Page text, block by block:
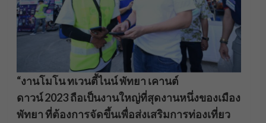
“งานโมโน ทเวนตี้ไนน์ พัทยา เคานต์
ดาวน์ 2023 ถือเป็นงานใหญ่ที่สุดงานหนึ่งของเมือง
พัทยา ที่ต้องการจัดขึ้นเพื่อส่งเสริมการท่องเที่ยว